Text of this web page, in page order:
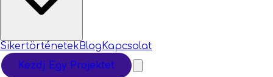
Sikertörténetek BlogKapcsolat
Kezdj Egy Projektet